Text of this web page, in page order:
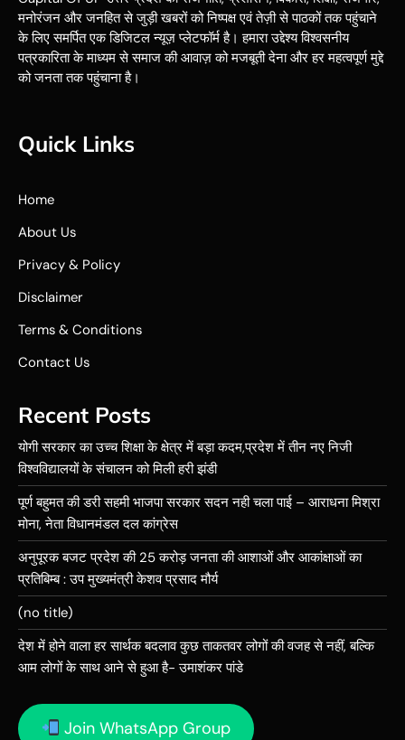
मनोरंजन और जनहित से जुड़ी खबरों को निष्पक्ष एवं तेज़ी से पाठकों तक पहुंचाने
के लिए समर्पित एक डिजिटल न्यूज़ प्लेटफॉर्म है। हमारा उद्देश्य विश्वसनीय
पत्रकारिता के माध्यम से समाज की आवाज़ को मजबूती देना और हर महत्वपूर्ण मुद्दे
को जनता तक पहुंचाना है।
Quick Links
Home
About Us
Privacy & Policy
Disclaimer
Terms & Conditions
Contact Us
Recent Posts
योगी सरकार का उच्च शिक्षा के क्षेत्र में बड़ा कदम,प्रदेश में तीन नए निजी
विश्वविद्यालयों के संचालन को मिली हरी झंडी
पूर्ण बहुमत की डरी सहमी भाजपा सरकार सदन नही चला पाई – आराधना मिश्रा
मोना, नेता विधानमंडल दल कांग्रेस
अनुपूरक बजट प्रदेश की 25 करोड़ जनता की आशाओं और आकांक्षाओं का
प्रतिबिम्ब : उप मुख्यमंत्री केशव प्रसाद मौर्य
(no title)
देश में होने वाला हर सार्थक बदलाव कुछ ताकतवर लोगों की वजह से नहीं, बल्कि
आम लोगों के साथ आने से हुआ है- उमाशंकर पांडे
Join WhatsApp Group